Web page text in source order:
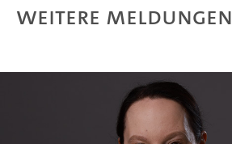
Weitere Meldungen